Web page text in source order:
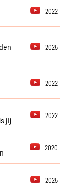
2022
2025
2022
jij
2022
2020
2025